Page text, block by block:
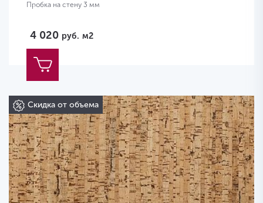
Пробка на стену 3 мм
4 020 руб. м2
Скидка от объема